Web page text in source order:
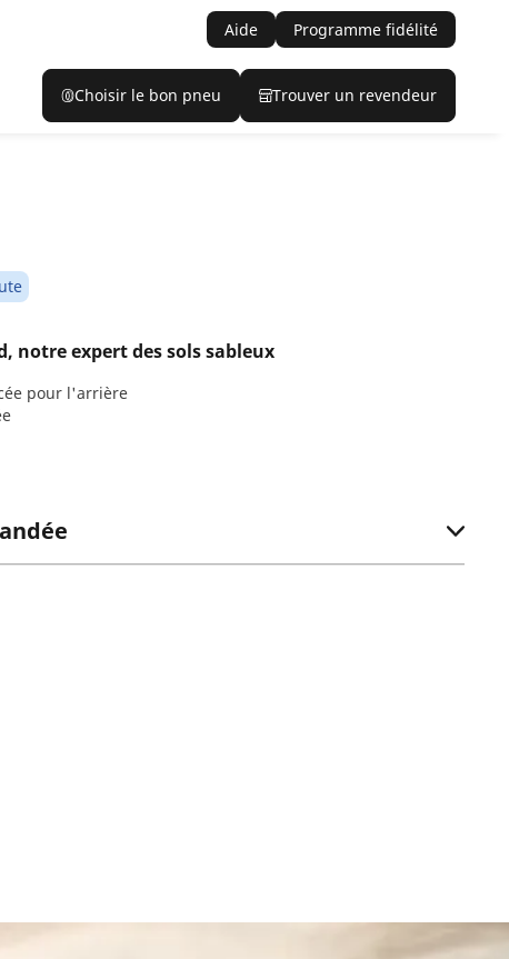
Aide Programme fidélité
Choisir le bon pneu Trouver un revendeur
notre expert des sols sableux
pour l'arrière